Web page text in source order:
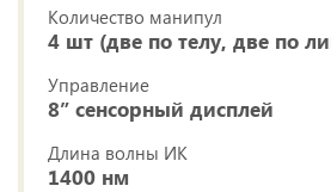
Количество манипул
4 шт (две по телу, две по
Управление
8” сенсорный дисплей
Длина волны ИК
1400 нм